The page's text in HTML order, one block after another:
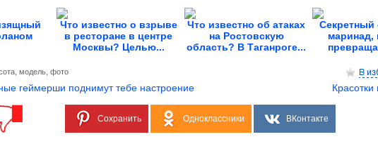
Что известно о взрыве
в ресторане в центре
Москвы? Целью...
Что известно об атаках
на Ростовскую
область? В Таганроге...
Секретный
маринад,
модель фото
геймерши поднимут тебе настроение
Сохранить Одноклассники ВКонтакте